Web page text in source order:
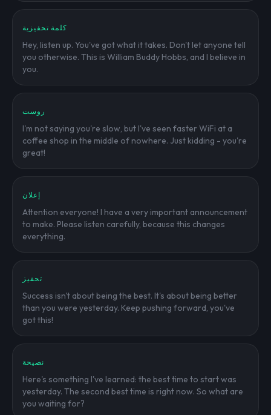
كلمة تحفيزية
Hey, listen up. You've got what it takes. Don't let anyone tell
you otherwise. This is William Buddy Hobbs, and I believe in
you.
روست
I'm not saying you're slow, but I've seen faster WiFi at a
coffee shop in the middle of nowhere. Just kidding - you're
great!
إعلان
Attention everyone! I have a very important announcement
to make. Please listen carefully, because this changes
everything.
تحفيز
Success isn't about being the best. It's about being better
than you were yesterday. Keep pushing forward, you've
got this!
نصيحة
Here's something I've learned: the best time to start was
yesterday. The second best time is right now. So what are
you waiting for?